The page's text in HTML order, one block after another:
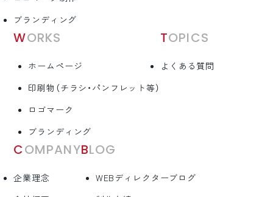
ブランディング
WORKS
ホームページ
印刷物（チラシ・パンフレット等）
ロゴマーク
ブランディング
TOPICS
よくある質問
COMPANY
企業理念
BLOG
WEBディレクターブログ